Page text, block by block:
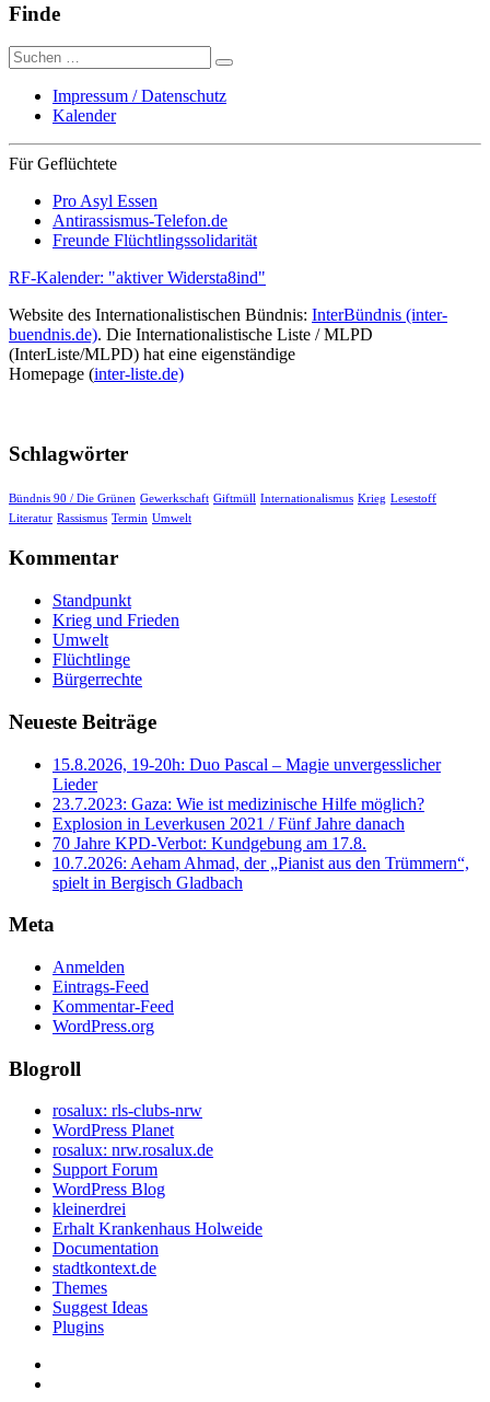
Finde
Suche
nach:
Impressum / Datenschutz
Kalender
Für Geflüchtete
Pro Asyl Essen
Antirassismus-Telefon.de
Freunde Flüchtlingssolidarität
RF-Kalender: "aktiver Widersta8ind"
Website des Internationalistischen Bündnis: InterBündnis (inter-
buendnis.de). Die Internationalistische Liste / MLPD
(InterListe/MLPD) hat eine eigenständige
Homepage (inter-liste.de)
Schlagwörter
Bündnis 90 / Die Grünen Gewerkschaft Giftmüll Internationalismus Krieg Lesestoff
Literatur Rassismus Termin Umwelt
Kommentar
Standpunkt
Krieg und Frieden
Umwelt
Flüchtlinge
Bürgerrechte
Neueste Beiträge
15.8.2026, 19-20h: Duo Pascal – Magie unvergesslicher
Lieder
23.7.2023: Gaza: Wie ist medizinische Hilfe möglich?
Explosion in Leverkusen 2021 / Fünf Jahre danach
70 Jahre KPD‑Verbot: Kundgebung am 17.8.
10.7.2026: Aeham Ahmad, der „Pianist aus den Trümmern“,
spielt in Bergisch Gladbach
Meta
Anmelden
Eintrags-Feed
Kommentar-Feed
WordPress.org
Blogroll
rosalux: rls-clubs-nrw
WordPress Planet
rosalux: nrw.rosalux.de
Support Forum
WordPress Blog
kleinerdrei
Erhalt Krankenhaus Holweide
Documentation
stadtkontext.de
Themes
Suggest Ideas
Plugins